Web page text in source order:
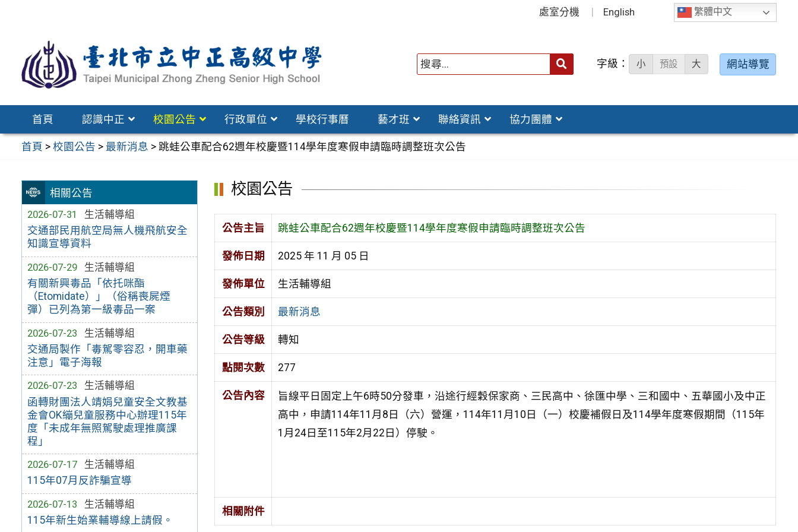
區
繁體中文
處室分機 English
字級： 小 預設 大 網站導覽
首頁 認識中正 校園公告 行政單位 學校行事曆 藝才班 聯絡資訊 協力團體
首頁 >校園公告 > 最新消息 >跳蛙公車配合62週年校慶暨114學年度寒假申請臨時調整班次公告
相關公告
2026-07-31
生活輔導組
交通部民用航空局無人機飛航安全
知識宣導資料
2026-07-29
生活輔導組
有關新興毒品「依托咪酯
（Etomidate）」（俗稱喪屍煙
彈）已列為第一級毒品一案
2026-07-23
生活輔導組
交通局製作「毒駕零容忍，開車藥
注意」電子海報
2026-07-23
生活輔導組
函轉財團法人靖娟兒童安全文教基
金會OK繃兒童服務中心辦理115年
度「未成年無照駕駛處理推廣課
程」
2026-07-17
生活輔導組
115年07月反詐騙宣導
2026-07-13
生活輔導組
115年新生始業輔導線上請假。
校園公告
公告主旨 跳蛙公車配合62週年校慶暨114學年度寒假申請臨時調整班次公告
發佈日期 2025 年 11 月 05 日
發佈單位 生活輔導組
公告類別 最新消息
公告等級 轉知
點閱次數 277
公告內容
旨線平日固定上午6時50分發車，沿途行經穀保家商、三民高中、徐匯中學、三和國中、五華國小及中正
高中，申請114年11月8日（六）營運，114年11月10日（一）校慶補假日及114學年度寒假期間（115年
1月24日至115年2月22日）停駛。
相關附件